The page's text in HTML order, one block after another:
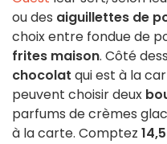
ou des aiguillettes de
choix entre fondue de
frites maison. Côté
chocolat qui est à la
peuvent choisir deux
parfums de crèmes
à la carte. Comptez